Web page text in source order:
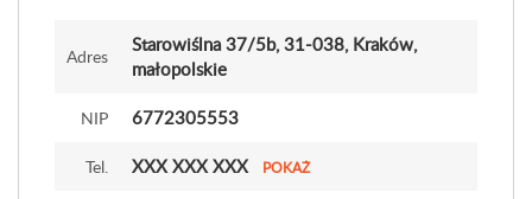
Adres
Starowiślna 37/5b, 31-038, Kraków,
małopolskie
NIP 6772305553
Tel. XXX XXX XXX POKAŻ